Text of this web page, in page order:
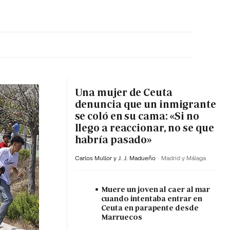
Una mujer de Ceuta
denuncia que un inmigrante
se coló en su cama: «Si no
llego a reaccionar, no se que
habría pasado»
Carlos Mullor y J. J. Madueño Madrid y Málaga
Muere un joven al caer al mar
cuando intentaba entrar en
Ceuta en parapente desde
Marruecos